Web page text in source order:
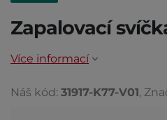
Zapalovací
Více informací
Náš kód: 31917-K77-V01,